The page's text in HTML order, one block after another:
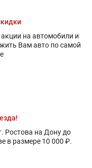
на автомобили и
Вам авто по самой
Ростова на Дону до
в размере 10 000 ₽.